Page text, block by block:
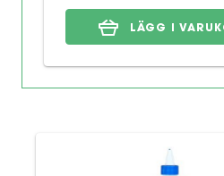
LÄGG I